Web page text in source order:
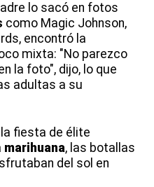
lo sacó en fotos
como Magic Johnson,
encontró la
mixta: "No parezco
la foto", dijo, lo que
adultas a su
fiesta de élite
marihuana, las botallas
del sol en